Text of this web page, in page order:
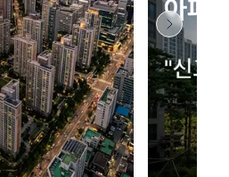
하지 않아 지도를 불러올 수 없습니다.
을 드려 죄송합니다.
다시 시도